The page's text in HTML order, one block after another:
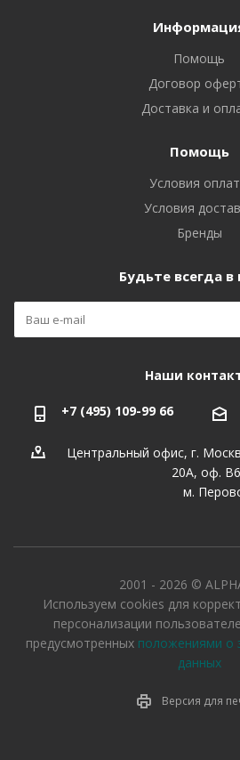
Помощь
Договор
Доставка и
Помощь
Условия
Условия
Бренды
Будьте всегда в
Наши
+7 (495) 109-99 66
Центральный офис, г.
20А, оф.
м.
2001 - 2026 ©
Используем cookies для
персонализации
предусмотренных положениями о
данных
Версия для